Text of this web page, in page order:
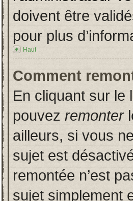
doivent être
pour plus
Haut
Comment
En cliquant sur le
pouvez remonter
ailleurs, si vous
sujet est
remontée n’est
sujet simplement